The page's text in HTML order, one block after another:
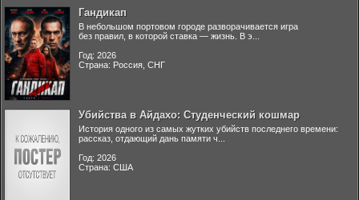
Гандикап
В небольшом портовом городе разворачивается игра
без правил, в которой ставка — жизнь. В э...
Год: 2026
Страна: Россия, СНГ
Убийства в Айдахо: Студенческий кошмар
История одного из самых жутких убийств последнего времени:
рассказ, отдающий дань памяти ч...
Год: 2026
Страна: США